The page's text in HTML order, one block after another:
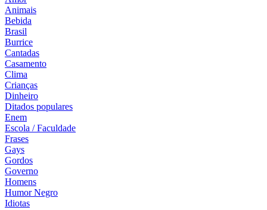
Animais
Bebida
Brasil
Burrice
Cantadas
Casamento
Clima
Crianças
Dinheiro
Ditados populares
Enem
Escola / Faculdade
Frases
Gays
Gordos
Governo
Homens
Humor Negro
Idiotas